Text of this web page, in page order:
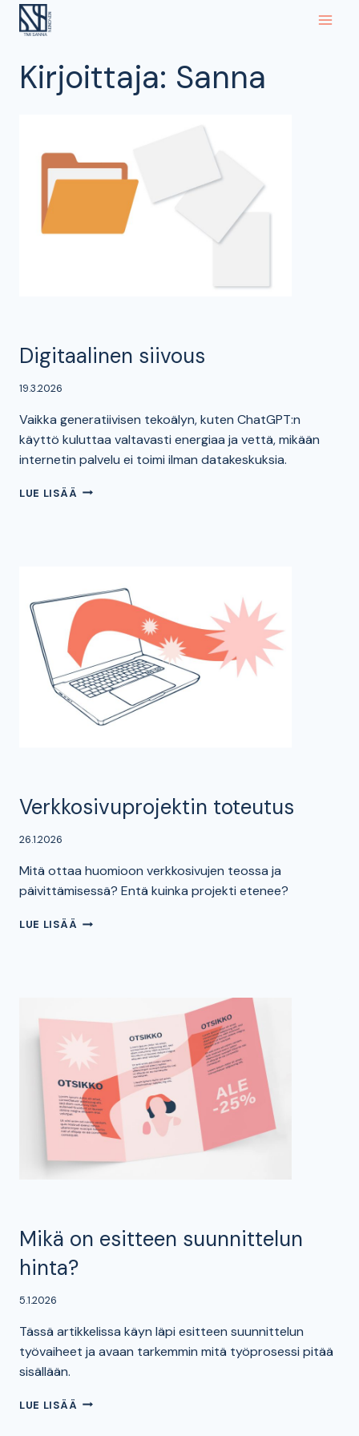
Siirry
sisältöön
Kirjoittaja: Sanna
Digitaalinen siivous
19.3.2026
Vaikka generatiivisen tekoälyn, kuten ChatGPT:n
käyttö kuluttaa valtavasti energiaa ja vettä, mikään
internetin palvelu ei toimi ilman datakeskuksia.
LUE LISÄÄ DIGITAALINEN
Verkkosivuprojektin toteutus
26.1.2026
Mitä ottaa huomioon verkkosivujen teossa ja
päivittämisessä? Entä kuinka projekti etenee?
LUE LISÄÄ VERKKOSIVUPROJEKTIN
Mikä on esitteen suunnittelun
hinta?
5.1.2026
Tässä artikkelissa käyn läpi esitteen suunnittelun
työvaiheet ja avaan tarkemmin mitä työprosessi pitää
sisällään.
LUE LISÄÄ MIKÄ